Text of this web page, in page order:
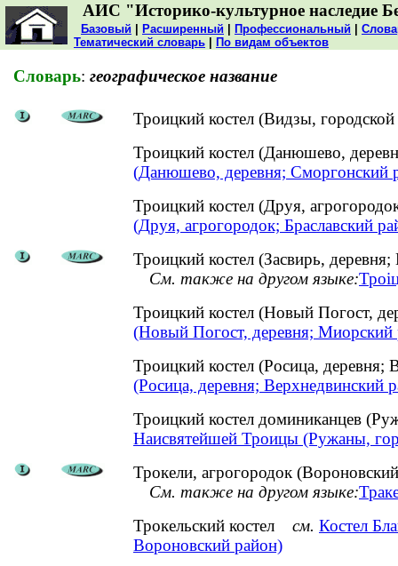
АИС "Историко-культурное наследие
Базовый Расширенный Профессиональный
Тематический словарь
По видам объектов
Словарь: географическое название
Троицкий костел (Видзы,
Троицкий костел (Данюшево,
(Данюшево, деревня; Сморгонский
Троицкий костел (Друя,
(Друя, агрогородок; Браславский
Троицкий костел (Засвирь,
См. также на другом языке:
Троицкий костел (Новый Погост,
(Новый Погост, деревня; Миорский
Троицкий костел (Росица,
(Росица, деревня; Верхнедвинский
Троицкий костел доминиканцев
Наисвятейшей Троицы (Ружаны,
Трокели, агрогородок
См. также на другом языке:
Трокельский костел см. Костел
Вороновский район)